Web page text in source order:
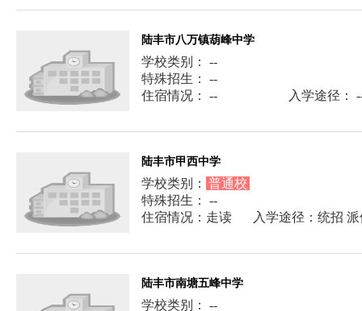
陆丰市八万镇葫峰中学
学校类别： --
特殊招生： --
住宿情况： --
入学途径：
陆丰市甲西中学
学校类别： 普通校
特殊招生： --
住宿情况：走读
入学途径：统招
陆丰市南塘五峰中学
学校类别： --